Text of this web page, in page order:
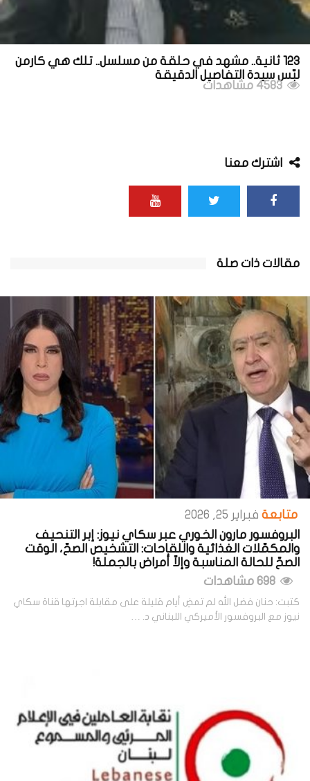
123 ثانية.. مشهد في حلقة من مسلسل.. تلك هي كارمن
لبّس سيدة التفاصيل الدقيقة
اشترك معنا
مقالات ذات صلة
متابعة فبراير 25, 2026
البروفسور مارون الخوري عبر سكاي نيوز: إبر التنحيف
والمكمّلات الغذائية واللقاحات: التشخيص الصحّ، الوقت
الصحّ للحالة المناسبة وإلاّ أمراض بالجملة!
كتبت: حنان فضل الله لم تمضِ أيام قليلة على مقابلة اجرتها قناة سكاي
نيوز مع البروفسور الأميركي اللبناني د. …